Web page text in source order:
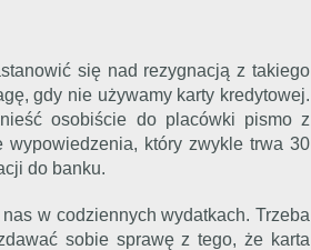
się nad rezygnacją z takiego
gdy nie używamy karty kredytowej.
osobiście do placówki pismo z
wypowiedzenia, który zwykle trwa 30
do banku.
w codziennych wydatkach. Trzeba
sobie sprawę z tego, że karta